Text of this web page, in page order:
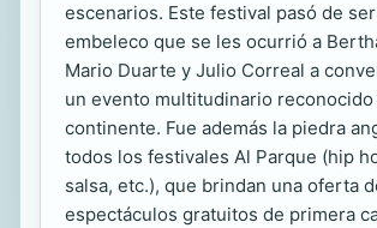
escenarios. Este festival pasó de
embeleco que se les ocurrió a
Mario Duarte y Julio Correal a
un evento multitudinario
continente. Fue además la piedra
todos los festivales Al Parque (hip
salsa, etc.), que brindan una oferta
espectáculos gratuitos de primera